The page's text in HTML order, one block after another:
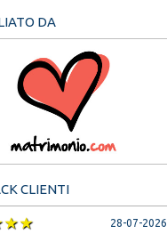
DA
CLIENTI
28-07-2026